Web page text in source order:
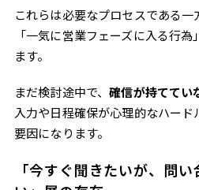
これらは必要なプロセスである
「一気に営業フェーズに入る行
ます。
まだ検討途中で、確信が持ててい
入力や日程確保が心理的なハード
要因になります。
「今すぐ聞きたいが、問